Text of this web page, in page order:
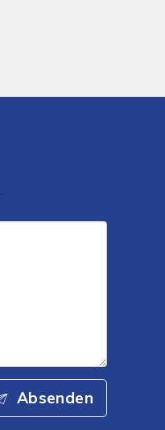
Absenden